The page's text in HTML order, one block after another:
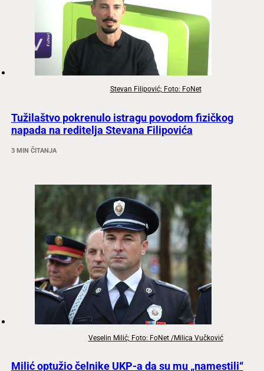
Stevan Filipović; Foto: FoNet
Tužilaštvo pokrenulo istragu povodom fizičkog
napada na reditelja Stevana Filipovića
3 MIN ČITANJA
Veselin Milić; Foto: FoNet /Milica Vučković
Milić optužio čelnike UKP-a da su mu „namestili“